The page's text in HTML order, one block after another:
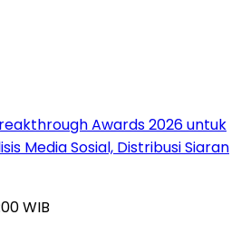
Awards 2026 untuk
Media Sosial, Distribusi Siaran
WIB